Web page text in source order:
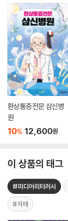
환상통증전문 삼신병
원
10% 12,600원
이 상품의 태그
#미디어리터러시
#자매